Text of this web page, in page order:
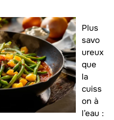
Plus
savo
ureux
que
la
cuiss
on à
l’eau :